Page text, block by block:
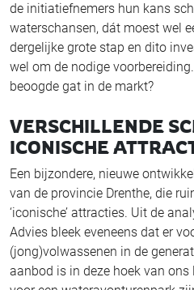
de initiatiefnemers hun kans
waterschansen, dát moest wel
dergelijke grote stap en dito
wel om de nodige
beoogde gat in de markt?
VERSCHILLENDE
ICONISCHE
Een bijzondere, nieuwe
van de provincie Drenthe, die
‘iconische’ attracties. Uit de
Advies bleek eveneens dat er
(jong)volwassenen in de
aanbod is in deze hoek van